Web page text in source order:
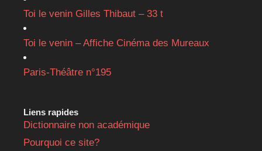
Toi le venin Gilles Thibaut – 33 t
Toi le venin – Affiche Cinéma des Mureaux
Paris-Théâtre n°195
Liens rapides
Dictionnaire non académique
Pourquoi ce site?